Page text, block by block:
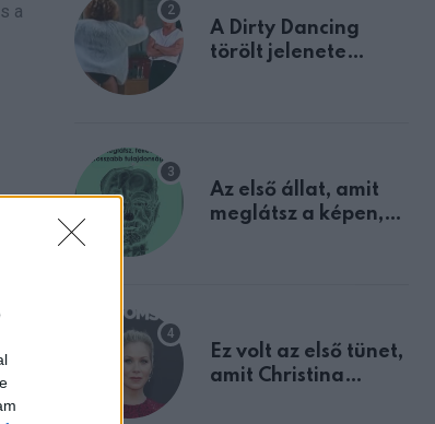
a
A Dirty Dancing
törölt jelenete
Az első állat, amit
meglátsz a képen,
Ez volt az első tünet,
amit Christina